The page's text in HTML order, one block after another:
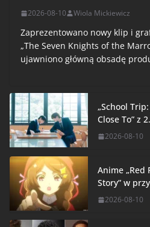
2026-08-10 Wiola Mickiewicz
Zaprezentowano nowy klip i
„The Seven Knights of the
ujawniono główną obsadę
„School
Close To” z
2026-08-10
Anime „Red
Story” w
2026-08-10